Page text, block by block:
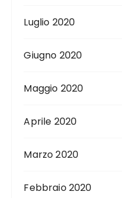
Luglio 2020
Giugno 2020
Maggio 2020
Aprile 2020
Marzo 2020
Febbraio 2020